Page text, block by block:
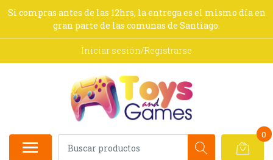
Si compras antes de las 12hrs, la entrega es el mismo día en
gran parte de las comunas de Santiago.
Iniciar sesión/Registrarse
0